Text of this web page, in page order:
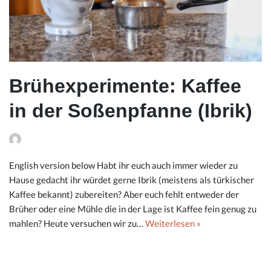
Brühexperimente: Kaffee
in der Soßenpfanne (Ibrik)
English version below Habt ihr euch auch immer wieder zu
Hause gedacht ihr würdet gerne Ibrik (meistens als türkischer
Kaffee bekannt) zubereiten? Aber euch fehlt entweder der
Brüher oder eine Mühle die in der Lage ist Kaffee fein genug zu
mahlen? Heute versuchen wir zu… Weiterlesen »